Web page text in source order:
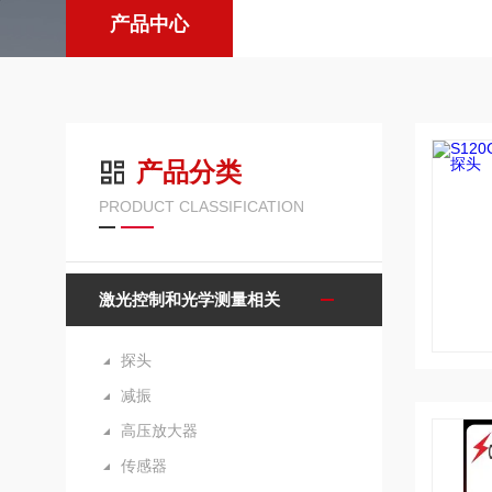
产品中心
产品分类
PRODUCT CLASSIFICATION
激光控制和光学测量相关
探头
减振
高压放大器
传感器